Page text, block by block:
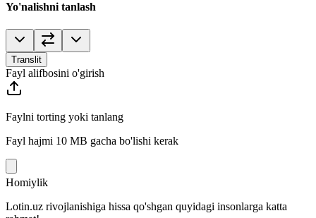
Yo'nalishni tanlash
Translit
Fayl alifbosini o'girish
Faylni torting yoki tanlang
Fayl hajmi 10 MB gacha bo'lishi kerak
Homiylik
Lotin.uz rivojlanishiga hissa qo'shgan quyidagi insonlarga katta